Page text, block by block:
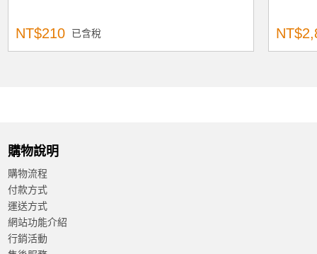
NT$210 已含稅
購物說明
購物流程
付款方式
運送方式
網站功能介紹
行銷活動